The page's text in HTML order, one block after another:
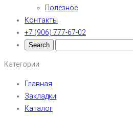
Полезное
Контакты
+7 (906) 777-67-02
Категории
Главная
Закладки
Каталог